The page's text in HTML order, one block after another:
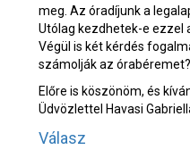
meg. Az óradíjunk a
Utólag kezdhetek-e ezzel
Végül is két kérdés
számolják az órabéremet?
Előre is köszönöm, és
Üdvözlettel Havasi
Válasz